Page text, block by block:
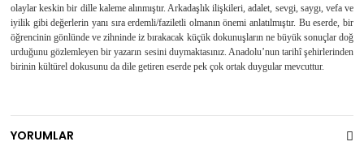
olaylar keskin bir dille kaleme alınmıştır. Arkadaşlık ilişkileri, adalet, sevgi, saygı, vefa ve
iyilik gibi değerlerin yanı sıra erdemli/faziletli olmanın önemi anlatılmıştır. Bu eserde, bir
öğrencinin gönlünde ve zihninde iz bırakacak küçük dokunuşların ne büyük sonuçlar doğ
urduğunu gözlemleyen bir yazarın sesini duymaktasınız. Anadolu’nun tarihî şehirlerinden
birinin kültürel dokusunu da dile getiren eserde pek çok ortak duygular mevcuttur.
YORUMLAR